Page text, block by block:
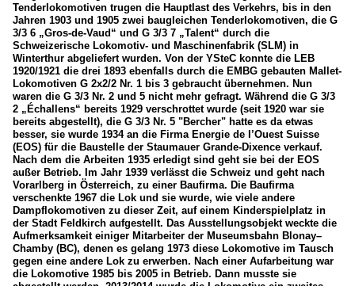
Tenderlokomotiven trugen die Hauptlast des Verkehrs, bis in den
Jahren 1903 und 1905 zwei baugleichen Tenderlokomotiven, die G
3/3 6 „Gros-de-Vaud“ und G 3/3 7 „Talent“ durch die
Schweizerische Lokomotiv- und Maschinenfabrik (SLM) in
Winterthur abgeliefert wurden. Von der YSteC konnte die LEB
1920/1921 die drei 1893 ebenfalls durch die EMBG gebauten Mallet-
Lokomotiven G 2x2/2 Nr. 1 bis 3 gebraucht übernehmen. Nun
waren die G 3/3 Nr. 2 und 5 nicht mehr gefragt. Während die G 3/3
2 „Échallens“ bereits 1929 verschrottet wurde (seit 1920 war sie
bereits abgestellt), die G 3/3 Nr. 5 "Bercher" hatte es da etwas
besser, sie wurde 1934 an die Firma Energie de l’Ouest Suisse
(EOS) für die Baustelle der Staumauer Grande-Dixence verkauf.
Nach dem die Arbeiten 1935 erledigt sind geht sie bei der EOS
außer Betrieb. Im Jahr 1939 verlässt die Schweiz und geht nach
Vorarlberg in Österreich, zu einer Baufirma. Die Baufirma
verschenkte 1967 die Lok und sie wurde, wie viele andere
Dampflokomotiven zu dieser Zeit, auf einem Kinderspielplatz in
der Stadt Feldkirch aufgestellt. Das Ausstellungsobjekt weckte die
Aufmerksamkeit einiger Mitarbeiter der Museumsbahn Blonay–
Chamby (BC), denen es gelang 1973 diese Lokomotive im Tausch
gegen eine andere Lok zu erwerben. Nach einer Aufarbeitung war
die Lokomotive 1985 bis 2005 in Betrieb. Dann musste sie